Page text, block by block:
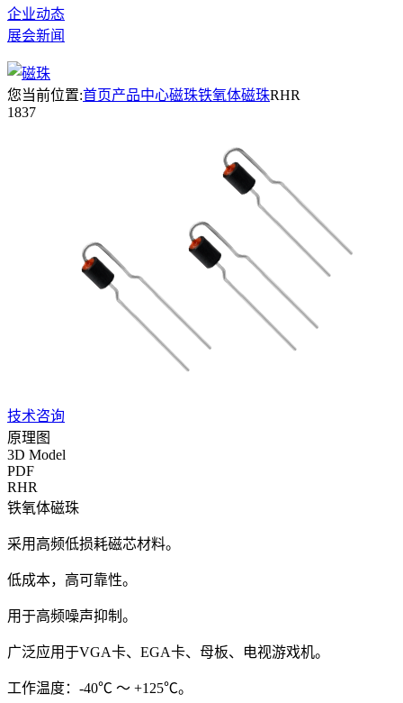
企业动态
展会新闻
您当前位置:首页产品中心磁珠铁氧体磁珠RHR
1837
技术咨询
原理图
3D Model
PDF
RHR
铁氧体磁珠
采用高频低损耗磁芯材料。
低成本，高可靠性。
用于高频噪声抑制。
广泛应用于VGA卡、EGA卡、母板、电视游戏机。
工作温度：-40℃ ～ +125℃。